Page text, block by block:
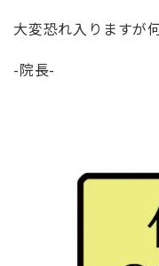
大変恐れ入りますが
-院長-